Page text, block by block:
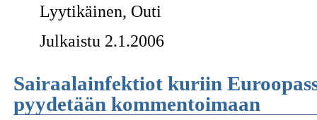
Lyytikäinen, Outi
Julkaistu 2.1.2006
Sairaalainfektiot kuriin
pyydetään kommentoimaan